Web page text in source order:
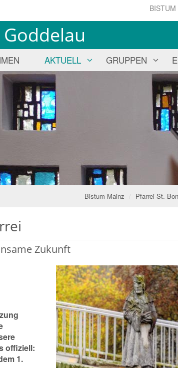
AKTUELL GRUPPEN
Bistum Mainz Pfarrei St.
Zukunft
offiziell:
1.